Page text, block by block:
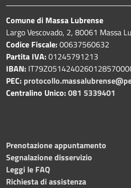
Comune di Massa Lubrense
Largo Vescovado, 2, 80061 Massa
Codice Fiscale:00637560632
Partita IVA:01245791213
IBAN:
PEC:
Centralino Unico:081 5339401
Prenotazione appuntamento
Segnalazione disservizio
Leggi le FAQ
Richiesta di assistenza